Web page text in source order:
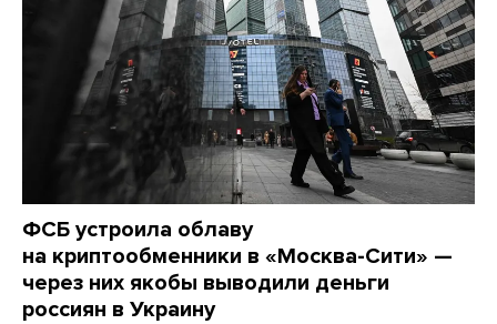
ФСБ устроила облаву
на криптообменники в «Москва-Сити» —
через них якобы выводили деньги
россиян в Украину